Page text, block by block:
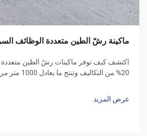
ماكينة رشّ الطين متعددة الوظائف
اكتشف كيف توفر ماكينات رشّ الطين متعددة
20% من
عرض المزيد